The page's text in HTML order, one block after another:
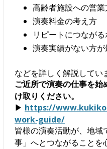
高齢者施設への営
演奏料金の考え方
リピートにつながる
演奏実績がない方
などを詳しく解説してい
ご近所で演奏の仕事を
け取りください。
▶ https://
work-guide/
皆様の演奏活動が、地
事」へとつながることを